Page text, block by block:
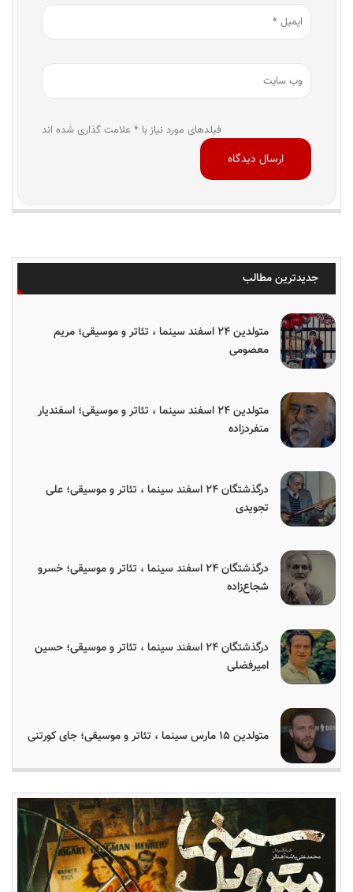
فیلدهای مورد نیاز با * علامت گذاری شده اند
جدیدترین مطالب
متولدین ۲۴ اسفند سینما ، تئاتر و موسیقی؛ مریم
معصومی
متولدین ۲۴ اسفند سینما ، تئاتر و موسیقی؛ اسفندیار
منفردزاده
درگذشتگان ۲۴ اسفند سینما ، تئاتر و موسیقی؛ علی
تجویدی
درگذشتگان ۲۴ اسفند سینما ، تئاتر و موسیقی؛ خسرو
شجاع‌زاده
درگذشتگان ۲۴ اسفند سینما ، تئاتر و موسیقی؛ حسین
امیرفضلی
متولدین ۱۵ مارس سینما ، تئاتر و موسیقی؛ جای کورتنی